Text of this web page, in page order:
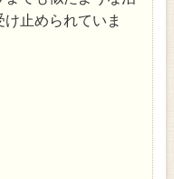
止められていま